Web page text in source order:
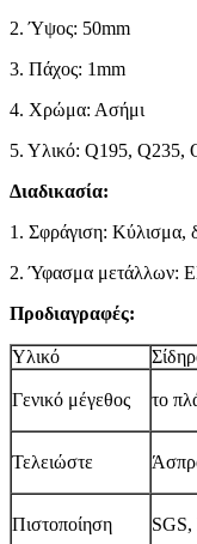
2. Ύψος: 50mm
3. Πάχος: 1mm
4. Χρώμα: Ασήμι
5. Υλικό: Q195, Q235,
Διαδικασία:
1. Σφράγιση:
2. Ύφασμα μετάλλων:
Προδιαγραφές:
Υλικό
Γενικό μέγεθος το
Τελειώστε
Πιστοποίηση